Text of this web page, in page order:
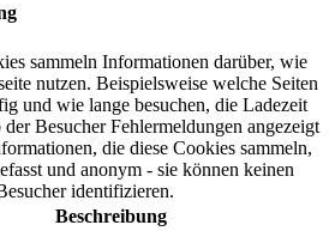
sammeln Informationen darüber, wie
nutzen. Beispielsweise welche Seiten
und wie lange besuchen, die Ladezeit
Besucher Fehlermeldungen angezeigt
die diese Cookies sammeln,
und anonym - sie können keinen
identifizieren.
Beschreibung